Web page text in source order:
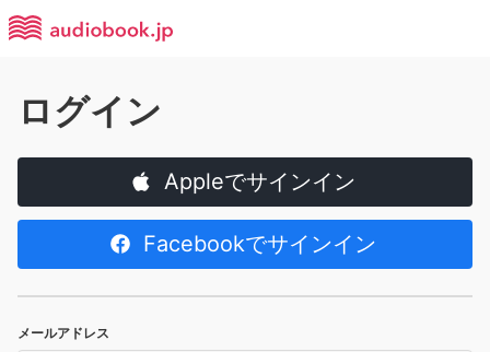
ログイン
Appleでサインイン
Facebookでサインイン
メールアドレス